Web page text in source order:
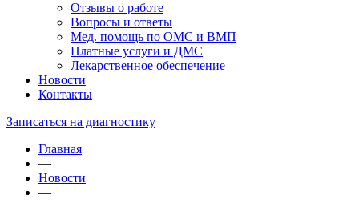
Отзывы о работе
Вопросы и ответы
Мед. помощь по ОМС и ВМП
Платные услуги и ДМС
Лекарственное обеспечение
Новости
Контакты
Записаться на диагностику
Главная
—
Новости
—